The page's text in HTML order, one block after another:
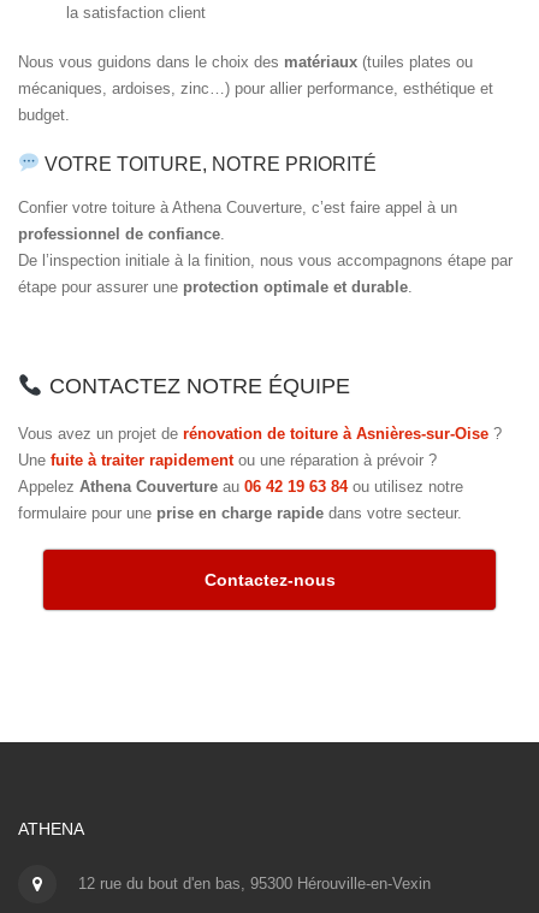
la satisfaction client
Nous vous guidons dans le choix des matériaux (tuiles plates ou
mécaniques, ardoises, zinc…) pour allier performance, esthétique et
budget.
VOTRE TOITURE, NOTRE PRIORITÉ
Confier votre toiture à Athena Couverture, c’est faire appel à un
professionnel de confiance
De l’inspection initiale à la finition, nous vous accompagnons étape par
étape pour assurer une protection optimale et durable
CONTACTEZ NOTRE ÉQUIPE
Vous avez un projet de rénovation de toiture à Asnières-sur-Oise ?
Une fuite à traiter rapidement ou une réparation à prévoir ?
Appelez Athena Couverture au 06 42 19 63 84ou utilisez notre
formulaire pour une prise en charge rapide dans votre secteur.
Contactez-nous
ATHENA
12 rue du bout d'en bas, 95300 Hérouville-en-Vexin